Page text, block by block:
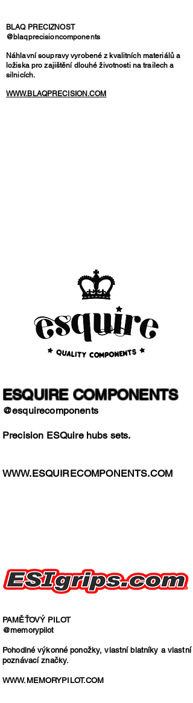
BLAQ PRECIZNOST
@blaqprecisioncomponents
Náhlavní soupravy vyrobené z kvalitních materiálů a
ložiska pro zajištění dlouhé životnosti na trailech a
silnicích.
WWW.BLAQPRECISION.COM
ESQUIRE COMPONENTS
@esquirecomponents
Precision ESQuire hubs sets.
WWW.ESQUIRECOMPONENTS.COM
PAMĚŤOVÝ PILOT
@memorypilot
Pohodlné výkonné ponožky, vlastní blatníky a vlastní
poznávací značky.
WWW.MEMORYPILOT.COM